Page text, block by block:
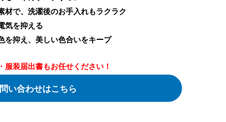
材で、洗濯後のお手入れもラクラク
気を抑える
を抑え、美しい色合いをキープ
装届出書もお任せください！
い合わせはこちら